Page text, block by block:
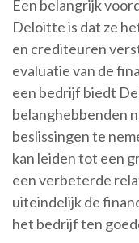
Een belangrijk
Deloitte is dat ze
en crediteuren
evaluatie van de
een bedrijf biedt
belanghebbenden
beslissingen te
kan leiden tot een
een verbeterde
uiteindelijk de
het bedrijf ten